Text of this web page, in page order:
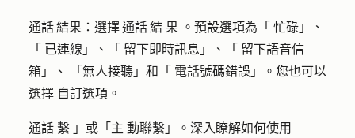
通話 結果：選擇 通話 結 果 。預設選項為「 忙碌」、
「 已連線」、「 留下即時訊息」、「 留下語音信
箱」、 「無人接聽」和「 電話號碼錯誤」。您也可以
選擇 自訂選項。
通話 繫 」或「主 動聯繫」。深入瞭解如何使用